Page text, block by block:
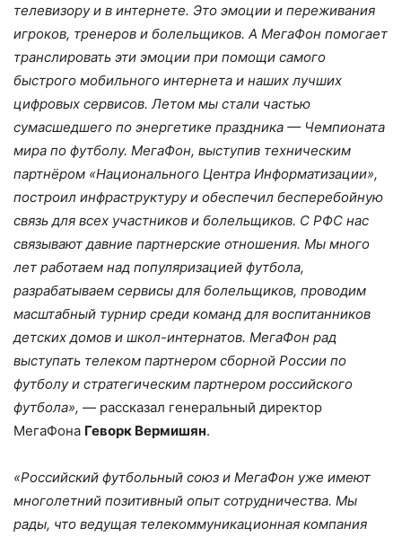
телевизору и в интернете. Это эмоции и переживания
игроков, тренеров и болельщиков. А МегаФон помогает
транслировать эти эмоции при помощи самого
быстрого мобильного интернета и наших лучших
цифровых сервисов. Летом мы стали частью
сумасшедшего по энергетике праздника — Чемпионата
мира по футболу. МегаФон, выступив техническим
партнёром «Национального Центра Информатизации»,
построил инфраструктуру и обеспечил бесперебойную
связь для всех участников и болельщиков. С РФС нас
связывают давние партнерские отношения. Мы много
лет работаем над популяризацией футбола,
разрабатываем сервисы для болельщиков, проводим
масштабный турнир среди команд для воспитанников
детских домов и школ-интернатов. МегаФон рад
выступать телеком партнером сборной России по
футболу и стратегическим партнером российского
футбола», — рассказал генеральный директор
МегаФона Геворк Вермишян.
«Российский футбольный союз и МегаФон уже имеют
многолетний позитивный опыт сотрудничества. Мы
рады, что ведущая телекоммуникационная компания